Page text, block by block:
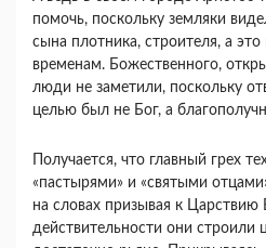
помочь, поскольку земляки
сына плотника, строителя, а
временам. Божественного,
люди не заметили, поскольку
целью был не Бог, а
Получается, что главный грех
«пастырями» и «святыми
на словах призывая к Царствию
действительности они строили